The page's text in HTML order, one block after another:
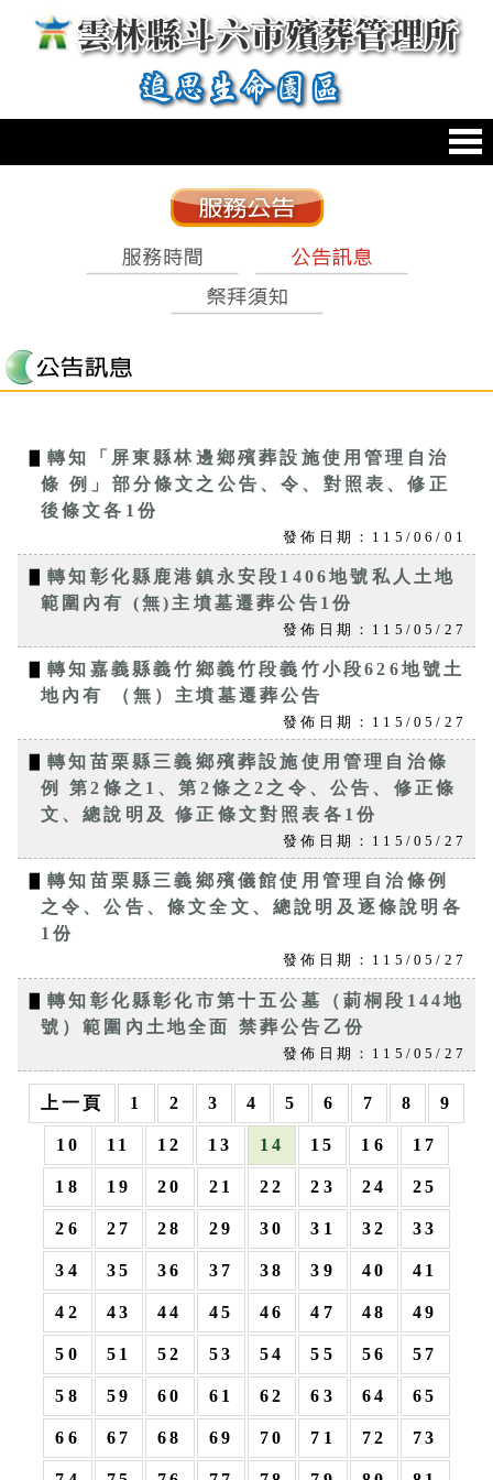
跳到主要內容區塊
▋轉知「屏東縣林邊鄉殯葬設施使用管理自治
條 例」部分條文之公告、令、對照表、修正
後條文各1份
發佈日期：115/06/01
▋轉知彰化縣鹿港鎮永安段1406地號私人土地
範圍內有 (無)主墳墓遷葬公告1份
發佈日期：115/05/27
▋轉知嘉義縣義竹鄉義竹段義竹小段626地號土
地內有 （無）主墳墓遷葬公告
發佈日期：115/05/27
▋轉知苗栗縣三義鄉殯葬設施使用管理自治條
例 第2條之1、第2條之2之令、公告、修正條
文、總說明及 修正條文對照表各1份
發佈日期：115/05/27
▋轉知苗栗縣三義鄉殯儀館使用管理自治條例
之令、公告、條文全文、總說明及逐條說明各
1份
發佈日期：115/05/27
▋轉知彰化縣彰化市第十五公墓（莿桐段144地
號）範圍內土地全面 禁葬公告乙份
發佈日期：115/05/27
上一頁 1 2 3 4 5 6 7 8 9
10 11 12 13 14 15 16 17
18 19 20 21 22 23 24 25
26 27 28 29 30 31 32 33
34 35 36 37 38 39 40 41
42 43 44 45 46 47 48 49
50 51 52 53 54 55 56 57
58 59 60 61 62 63 64 65
66 67 68 69 70 71 72 73